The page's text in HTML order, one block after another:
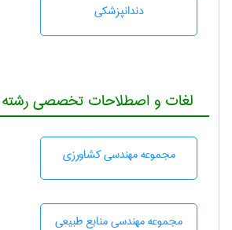
دندانپزشكی
لغات و اصطلاحات تخصصی
مجموعه مهندسی كشاورزی
مجموعه مهندسی منابع طبيعی